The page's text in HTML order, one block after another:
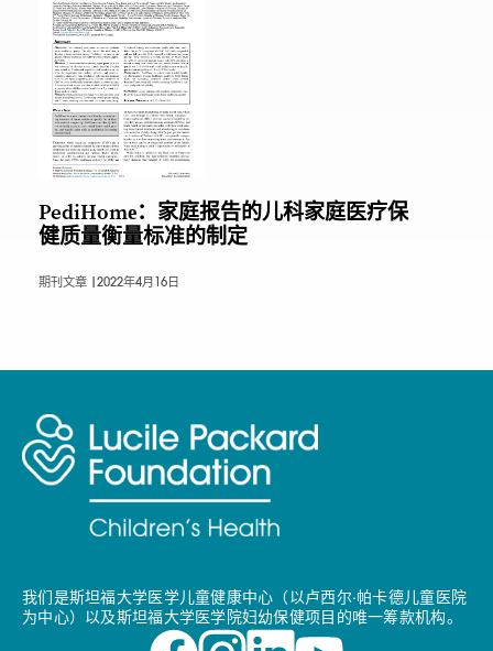
PediHome：家庭报告的儿科家庭医疗保
健质量衡量标准的制定
期刊文章 | 2022年4月16日
我们是斯坦福大学医学儿童健康中心（以卢西尔·帕卡德儿童医院
为中心）以及斯坦福大学医学院妇幼保健项目的唯一筹款机构。